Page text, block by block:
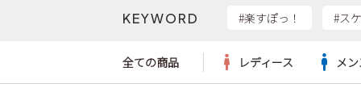
KEYWORD #楽すぽっ！ #ス
検索
全ての商品 レディース メ